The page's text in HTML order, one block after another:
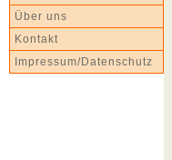
Über uns
Kontakt
Impressum/Datenschutz